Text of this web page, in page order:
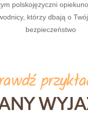
polskojęzyczni
którzy dbają o
bezpieczeństwo